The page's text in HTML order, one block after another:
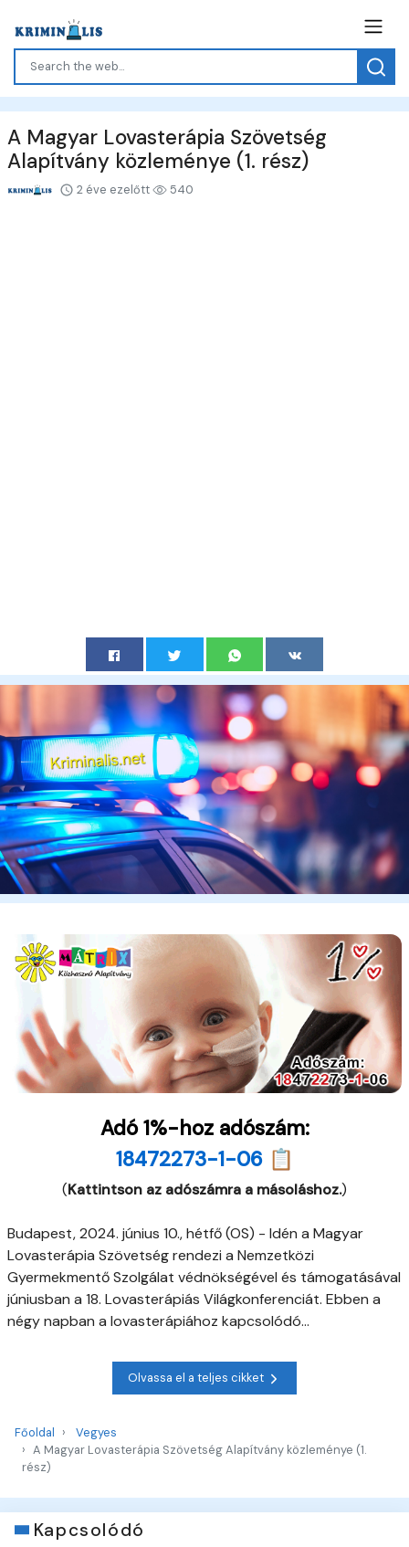
A Magyar Lovasterápia Szövetség
Alapítvány közleménye (1. rész)
2 éve ezelőtt 540
Adó 1%-hoz adószám:
18472273-1-06 📋
(Kattintson az adószámra a másoláshoz.)
Budapest, 2024. június 10., hétfő (OS) - Idén a Magyar
Lovasterápia Szövetség rendezi a Nemzetközi
Gyermekmentő Szolgálat védnökségével és támogatásával
júniusban a 18. Lovasterápiás Világkonferenciát. Ebben a
négy napban a lovasterápiához kapcsolódó...
Olvassa el a teljes cikket
Főoldal
Vegyes
A Magyar Lovasterápia Szövetség Alapítvány közleménye (1.
rész)
Kapcsolódó